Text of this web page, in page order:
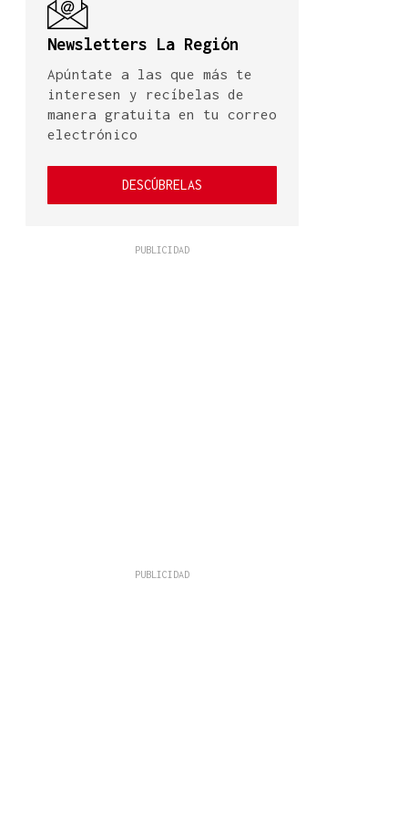
Newsletters La Región
Apúntate a las que más te
interesen y recíbelas de
manera gratuita en tu correo
electrónico
DESCÚBRELAS